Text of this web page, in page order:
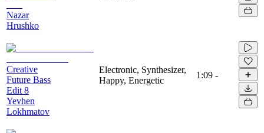
Nazar
Hrushko
Creative
Future Bass
Edit 8
Yevhen
Lokhmatov
Electronic, Synthesizer,
Happy, Energetic
1:09 -